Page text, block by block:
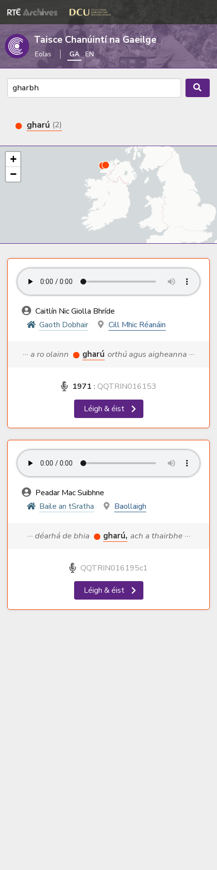
Taisce Chanúintí na Gaeilge
Eolas GA EN
gharú (2)
+
−
Caitlín Nic Giolla Bhríde
Gaoth Dobhair
Cill Mhic Réanáin
··· a ro olainn gharú orthú agus aigheanna ···
1971 : QQTRIN016153
Léigh & éist
Peadar Mac Suibhne
Baile an tSratha
Baollaigh
··· déarhá de bhia gharú, ach a thairbhe ···
QQTRIN016195c1
Léigh & éist